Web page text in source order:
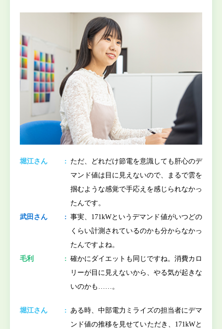
堀江さん
ただ、どれだけ節電を意識しても肝心のデ
マンド値は目に見えないので、まるで雲を
掴むような感覚で手応えを感じられなかっ
たんです。
武田さん
事実、171kWというデマンド値がいつどの
くらい計測されているのかも分からなかっ
たんですよね。
毛利
確かにダイエットも同じですね。消費カロ
リーが目に見えないから、やる気が起きな
いのかも……。
堀江さん
ある時、中部電力ミライズの担当者にデマ
ンド値の推移を見せていただき、171kWと